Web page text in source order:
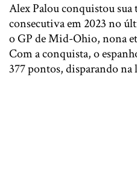
Alex Palou conquistou
consecutiva em 2023 no
o GP de Mid-Ohio, nona
Com a conquista, o
377 pontos, disparando na